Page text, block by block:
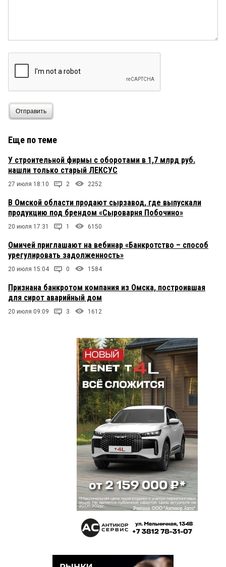
Отправить
Еще по теме
У строительной фирмы с оборотами в 1,7 млрд руб.
нашли только старый ЛЕКСУС
27 июля 18:10 2 2252
В Омской области продают сырзавод, где выпускали
продукцию под брендом «Сыроварня Побочино»
20 июля 17:31 1 6150
Омичей приглашают на вебинар «Банкротство – способ
урегулировать задолженность»
20 июля 15:04 0 1584
Признана банкротом компания из Омска, построившая
для сирот аварийный дом
20 июля 09:09 3 1612